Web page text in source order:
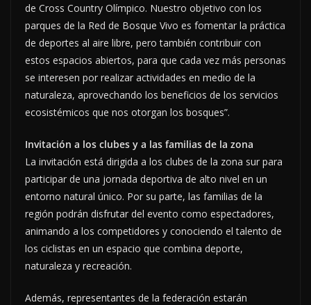
de Cross Country Olímpico. Nuestro objetivo con los
parques de la Red de Bosque Vivo es fomentar la práctica
de deportes al aire libre, pero también contribuir con
estos espacios abiertos, para que cada vez más personas
se interesen por realizar actividades en medio de la
naturaleza, aprovechando los beneficios de los servicios
ecosistémicos que nos otorgan los bosques”.
Invitación a los clubes y a las familias de la zona
La invitación está dirigida a los clubes de la zona sur para
participar de una jornada deportiva de alto nivel en un
entorno natural único. Por su parte, las familias de la
región podrán disfrutar del evento como espectadores,
animando a los competidores y conociendo el talento de
los ciclistas en un espacio que combina deporte,
naturaleza y recreación.
Además, representantes de la federación estarán